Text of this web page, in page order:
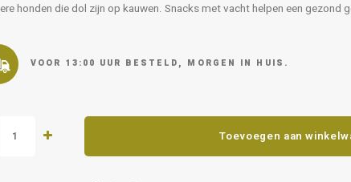
honden die dol zijn op kauwen. Snacks met vacht helpen een gezond
VOOR 13:00 UUR BESTELD, MORGEN IN HUIS.
Toevoegen aan